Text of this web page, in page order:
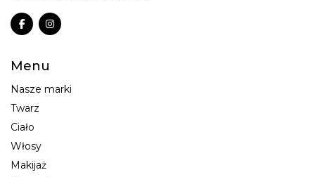
Menu
Nasze marki
Twarz
Ciało
Włosy
Makijaż